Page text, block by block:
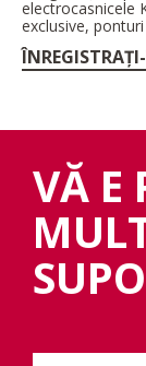
electrocasnicele
exclusive,
VĂ E